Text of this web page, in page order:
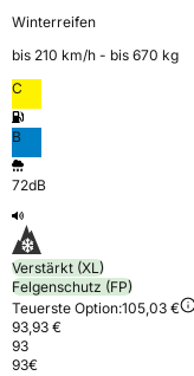
Winterreifen
bis 210 km⁠/⁠h - bis 670 kg
C
B
72dB
Verstärkt (XL)
Felgenschutz (FP)
Teuerste Option:105,03 €
93,93 €
93
93€